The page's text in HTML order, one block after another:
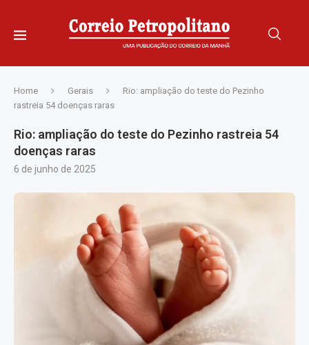
Home Gerais
Rio: ampliação do teste do Pezinho
rastreia 54 doenças raras
Rio: ampliação do teste do Pezinho rastreia 54
doenças raras
6 de junho de 2025